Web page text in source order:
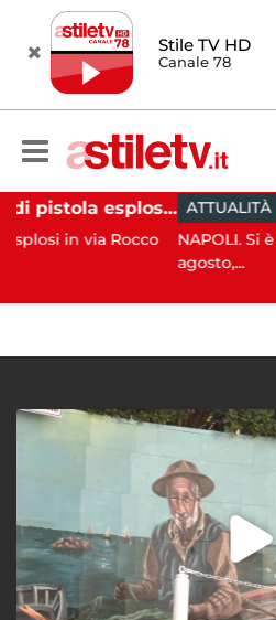
Stile TV HD
Canale 78
Salerno, colpi di pistola esplosi a Pastena: paura tra i residenti
Rocco
ATTUALITÀ 15:42
NAPOLI. Si è svolto